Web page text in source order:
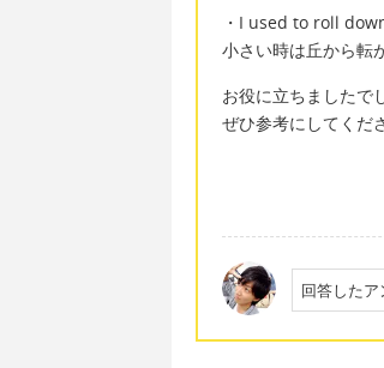
・I used to roll
小さい時は丘から転
お役に立ちましたで
ぜひ参考にしてくだ
回答したア